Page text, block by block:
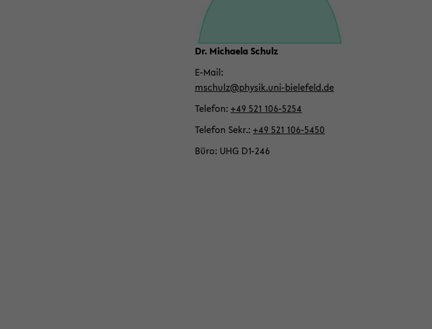
wech­
seln
Dr. Mi­chae­la Schulz
E-​Mail
mschulz@phy­sik.uni-​bielefeld.de
Te­le­fon +49 521 106-​5254
Te­le­fon Sekr. +49 521 106-​5450
Büro UHG D1-​246